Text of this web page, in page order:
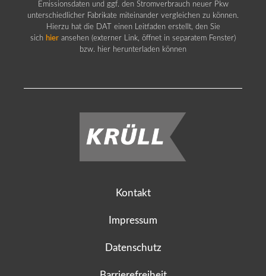
Emissionsdaten und ggf. den Stromverbrauch neuer Pkw
unterschiedlicher Fabrikate miteinander vergleichen zu können.
Hierzu hat die DAT einen Leitfaden erstellt, den Sie
sich hier ansehen (externer Link, öffnet in separatem Fenster)
bzw. hier herunterladen können
Kontakt
Impressum
Datenschutz